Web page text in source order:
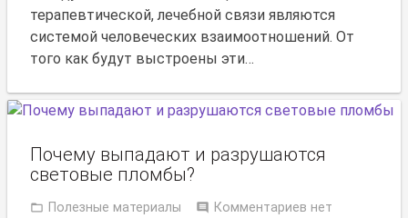
терапевтической, лечебной связи являются
системой человеческих взаимоотношений. От
того как будут выстроены эти…
Почему выпадают и разрушаются
световые пломбы?
Полезные материалы Комментариев нет